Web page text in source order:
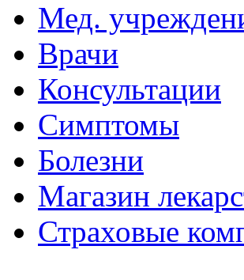
Мед.
Врачи
Консультации
Симптомы
Болезни
Магазин
Страховые